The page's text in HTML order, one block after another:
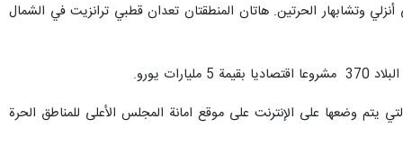
وتشابهار الحرتين. هاتان المنطقتان تعدان قطبي ترانزيت في الشمال
يورو.
يتم وضعها على الإنترنت على موقع امانة المجلس الأعلى للمناطق الحرة